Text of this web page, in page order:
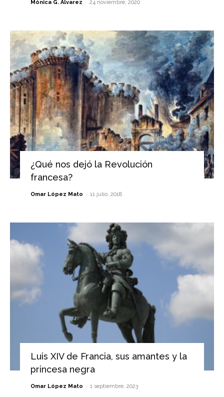
Mónica G. Álvarez - 24 noviembre, 2020
¿Qué nos dejó la Revolución
francesa?
Omar López Mato - 11 julio, 2018
Luis XIV de Francia, sus amantes y la
princesa negra
Omar López Mato - 1 septiembre, 2023